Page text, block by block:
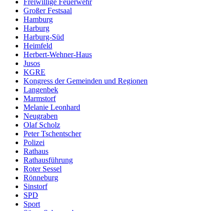
Großer Festsaal
Hamburg
Harburg
Harburg-Süd
Heimfeld
Herbert-Wehner-Haus
Jusos
KGRE
Kongress der Gemeinden und Regionen
Langenbek
Marmstorf
Melanie Leonhard
Neugraben
Olaf Scholz
Peter Tschentscher
Polizei
Rathaus
Rathausführung
Roter Sessel
Rönneburg
Sinstorf
SPD
Sport